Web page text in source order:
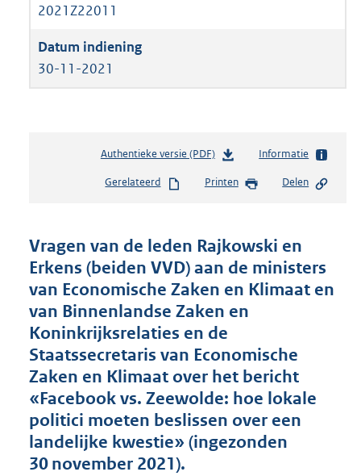
2021Z22011
30-11-2021
Authentieke versie (PDF)b
s
n
d
s
g
r
o
o
t
t
:
4
2
Informatie
Gerelateerd Printen Delen
Vragen van de leden Rajkowski en
Erkens (beiden VVD) aan de ministers
van Economische Zaken en Klimaat en
van Binnenlandse Zaken en
Koninkrijksrelaties en de
Staatssecretaris van Economische
Zaken en Klimaat over het bericht
«Facebook vs. Zeewolde: hoe lokale
politici moeten beslissen over een
landelijke kwestie» (ingezonden
30 november 2021).